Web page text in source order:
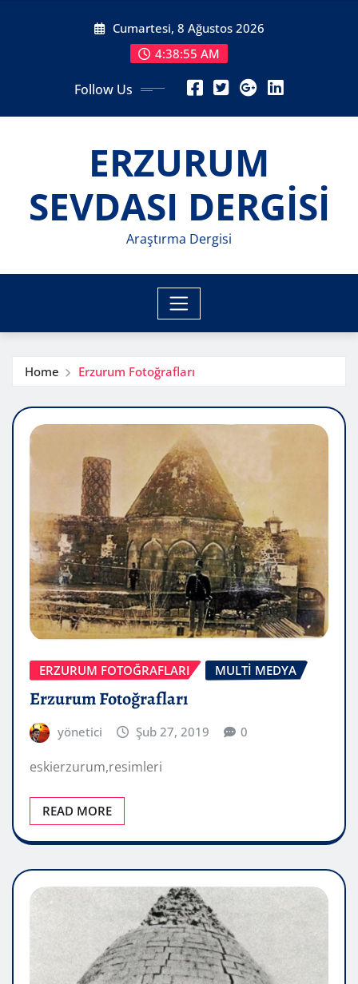
Cumartesi, 8 Ağustos 2026
4:38:57 AM
Follow Us
ERZURUM
SEVDASI DERGİSİ
Araştırma Dergisi
Home Erzurum Fotoğrafları
ERZURUM FOTOĞRAFLARI MULTİ MEDYA
Erzurum Fotoğrafları
yönetici Şub 27, 2019 0
eskierzurum,resimleri
READ MORE